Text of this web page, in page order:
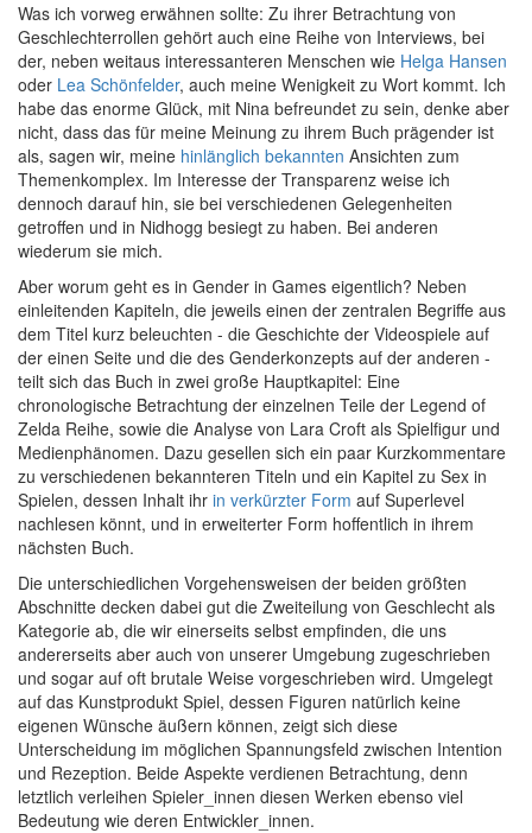
Was ich vorweg erwähnen sollte: Zu ihrer Betrachtung von
Geschlechterrollen gehört auch eine Reihe von Interviews, bei
der, neben weitaus interessanteren Menschen wie Helga Hansen
oder Lea Schönfelder, auch meine Wenigkeit zu Wort kommt. Ich
habe das enorme Glück, mit Nina befreundet zu sein, denke aber
nicht, dass das für meine Meinung zu ihrem Buch prägender ist
als, sagen wir, meine hinlänglich bekannten Ansichten zum
Themenkomplex. Im Interesse der Transparenz weise ich
dennoch darauf hin, sie bei verschiedenen Gelegenheiten
getroffen und in Nidhogg besiegt zu haben. Bei anderen
wiederum sie mich.
Aber worum geht es in Gender in Games eigentlich? Neben
einleitenden Kapiteln, die jeweils einen der zentralen Begriffe aus
dem Titel kurz beleuchten - die Geschichte der Videospiele auf
der einen Seite und die des Genderkonzepts auf der anderen -
teilt sich das Buch in zwei große Hauptkapitel: Eine
chronologische Betrachtung der einzelnen Teile der Legend of
Zelda Reihe, sowie die Analyse von Lara Croft als Spielfigur und
Medienphänomen. Dazu gesellen sich ein paar Kurzkommentare
zu verschiedenen bekannteren Titeln und ein Kapitel zu Sex in
Spielen, dessen Inhalt ihr in verkürzter Form auf Superlevel
nachlesen könnt, und in erweiterter Form hoffentlich in ihrem
nächsten Buch.
Die unterschiedlichen Vorgehensweisen der beiden größten
Abschnitte decken dabei gut die Zweiteilung von Geschlecht als
Kategorie ab, die wir einerseits selbst empfinden, die uns
andererseits aber auch von unserer Umgebung zugeschrieben
und sogar auf oft brutale Weise vorgeschrieben wird. Umgelegt
auf das Kunstprodukt Spiel, dessen Figuren natürlich keine
eigenen Wünsche äußern können, zeigt sich diese
Unterscheidung im möglichen Spannungsfeld zwischen Intention
und Rezeption. Beide Aspekte verdienen Betrachtung, denn
letztlich verleihen Spieler_innen diesen Werken ebenso viel
Bedeutung wie deren Entwickler_innen.